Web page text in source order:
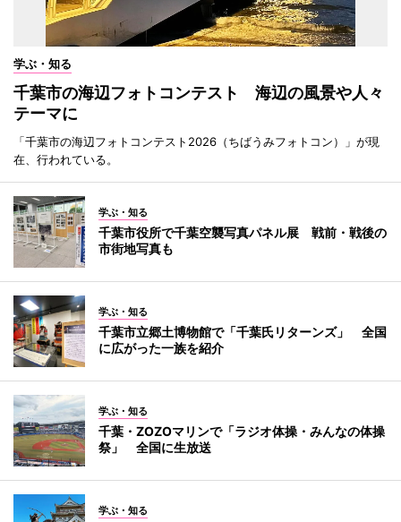
学ぶ・知る
千葉市の海辺フォトコンテスト 海辺の風景や人々
テーマに
「千葉市の海辺フォトコンテスト2026（ちばうみフォトコン）」が現
在、行われている。
学ぶ・知る
千葉市役所で千葉空襲写真パネル展 戦前・戦後の
市街地写真も
学ぶ・知る
千葉市立郷土博物館で「千葉氏リターンズ」 全国
に広がった一族を紹介
学ぶ・知る
千葉・ZOZOマリンで「ラジオ体操・みんなの体操
祭」 全国に生放送
学ぶ・知る